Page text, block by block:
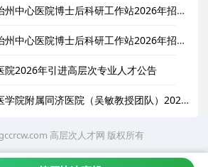
恩施土家族苗族自治州中心医院博士后科研工作站2026年招聘2名博士后启事
恩施土家族苗族自治州中心医院博士后科研工作站2026年招聘2名博士后启事
院2026年引进高层次专业人才公告
华中科技大学同济医学院附属同济医院（吴敏教授团队）2026年招聘博士后启事
高层次人才网 版权所有